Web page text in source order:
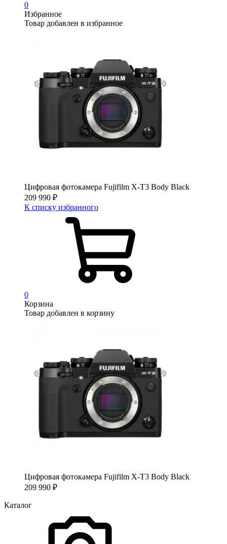
0
Избранное
Товар добавлен в избранное
Цифровая фотокамера Fujifilm X-T3 Body Black
209 990 ₽
К списку избранного
0
Корзина
Товар добавлен в корзину
Цифровая фотокамера Fujifilm X-T3 Body Black
209 990 ₽
Каталог